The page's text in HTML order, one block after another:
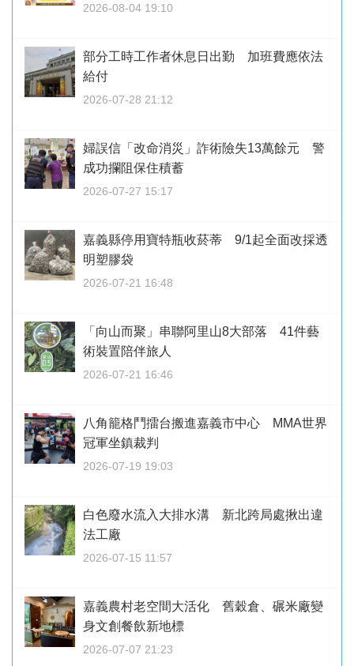
2026-08-04 19:10
部分工時工作者休息日出勤 加班費應依法
給付
2026-07-28 21:12
婦誤信「改命消災」詐術險失13萬餘元 警
成功攔阻保住積蓄
2026-07-27 15:17
嘉義縣停用寶特瓶收菸蒂 9/1起全面改採透
明塑膠袋
2026-07-21 16:48
「向山而聚」串聯阿里山8大部落 41件藝
術裝置陪伴旅人
2026-07-21 16:46
八角籠格鬥擂台搬進嘉義市中心 MMA世界
冠軍坐鎮裁判
2026-07-19 19:03
白色廢水流入大排水溝 新北跨局處揪出違
法工廠
2026-07-15 11:57
嘉義農村老空間大活化 舊穀倉、碾米廠變
身文創餐飲新地標
2026-07-07 21:23